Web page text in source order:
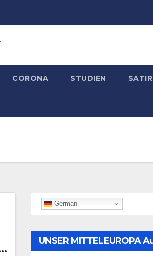
CORONA STUDIEN
German
UNSER MITTELEUROPA